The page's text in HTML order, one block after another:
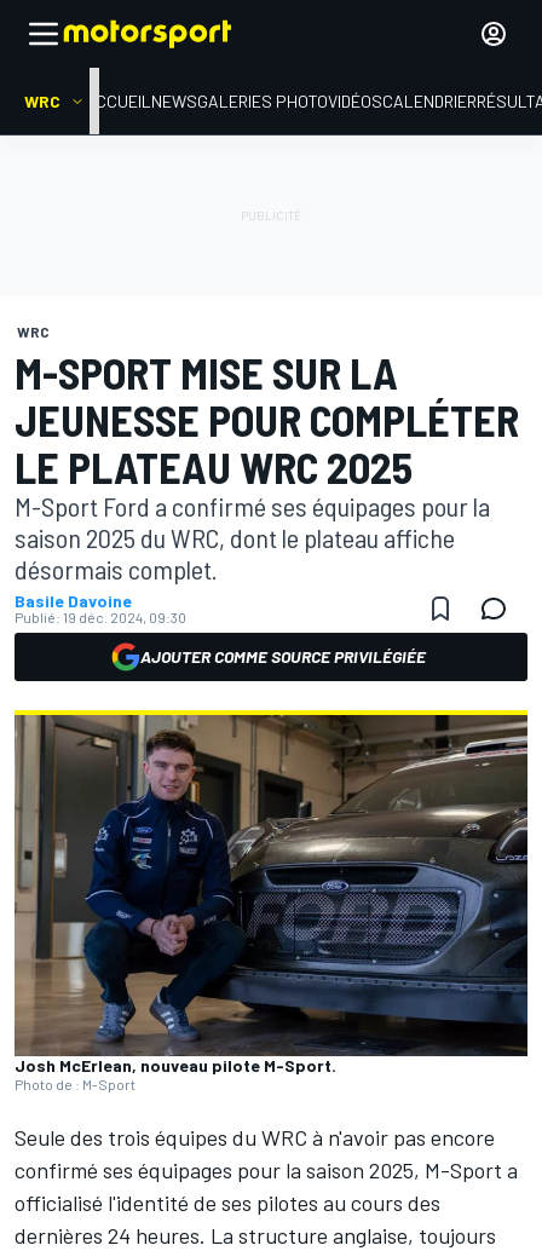
WRC ACCUEIL NEWSGALERIES PHOTOVIDÉOSCALENDRIER
WRC
M-SPORT MISE SUR LA
JEUNESSE POUR COMPLÉTER
LE PLATEAU WRC 2025
M-Sport Ford a confirmé ses équipages pour la
saison 2025 du WRC, dont le plateau affiche
désormais complet.
Basile Davoine
Publié: 19 déc. 2024, 09:30
AJOUTER COMME SOURCE PRIVILÉGIÉE
Josh McErlean, nouveau pilote M-Sport.
Photo de : M-Sport
Seule des trois équipes du WRC à n'avoir pas encore
confirmé ses équipages pour la saison 2025, M-Sport a
officialisé l'identité de ses pilotes au cours des
dernières 24 heures. La structure anglaise, toujours